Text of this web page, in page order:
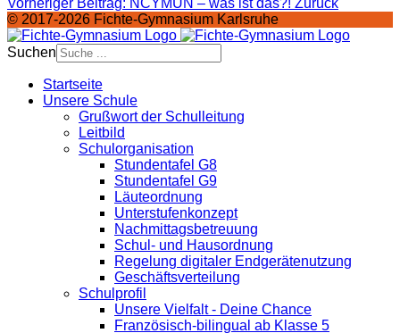
Vorheriger Beitrag: NCYMUN – was ist das?! Zurück
© 2017-2026 Fichte-Gymnasium Karlsruhe
Suchen
Startseite
Unsere Schule
Grußwort der Schulleitung
Leitbild
Schulorganisation
Stundentafel G8
Stundentafel G9
Läuteordnung
Unterstufenkonzept
Nachmittagsbetreuung
Schul- und Hausordnung
Regelung digitaler Endgeräte­nutzung
Geschäftsverteilung
Schulprofil
Unsere Vielfalt - Deine Chance
Französisch-bilingual ab Klasse 5